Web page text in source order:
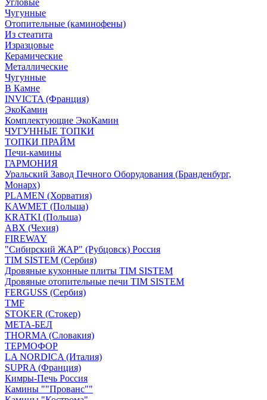
Угловые
Чугунные
Отопительные (каминофены)
Из стеатита
Изразцовые
Керамические
Металлические
Чугунные
В Камне
INVICTA (Франция)
ЭкоКамин
Комплектующие ЭкоКамин
ЧУГУННЫЕ ТОПКИ
ТОПКИ ПРАЙМ
Печи-камины
ГАРМОНИЯ
Уральский Завод Печного Оборудования (Бранденбург,
Монарх)
PLAMEN (Хорватия)
KAWMET (Польша)
KRATKI (Польша)
ABX (Чехия)
FIREWAY
"Сибирский ЖАР" (Рубцовск) Россия
TIM SISTEM (Сербия)
Дровяные кухонные плиты TIM SISTEM
Дровяные отопительные печи TIM SISTEM
FERGUSS (Сербия)
TMF
STOKER (Стокер)
МЕТА-БЕЛ
THORMA (Словакия)
ТЕРМОФОР
LA NORDICA (Италия)
SUPRA (Франция)
Кимры-Печь Россия
Камины ""Прованс""